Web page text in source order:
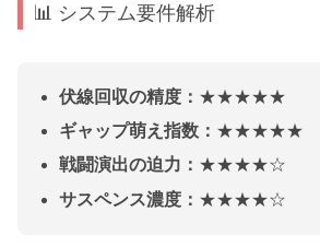
📊 システム要件解析
伏線回収の精度： ★★★★★
ギャップ萌え指数： ★★★★★
戦闘演出の迫力： ★★★★☆
サスペンス濃度： ★★★★☆